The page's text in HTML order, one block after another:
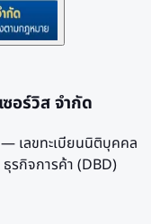
อร์วิส จำกัด
เลขทะเบียนนิติบุคคล
รกิจการค้า (DBD)